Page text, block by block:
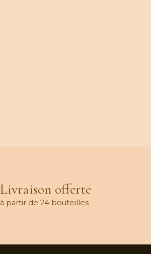
Livraison offerte
à partir de 24 bouteilles